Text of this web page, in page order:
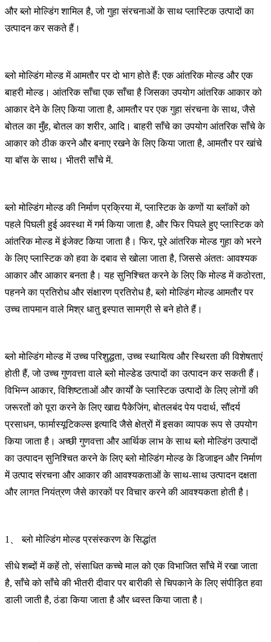
और ब्लो मोल्डिंग शामिल है, जो गुहा संरचनाओं के साथ प्लास्टिक उत्पादों का
उत्पादन कर सकते हैं।
ब्लो मोल्डिंग मोल्ड में आमतौर पर दो भाग होते हैं: एक आंतरिक मोल्ड और एक
बाहरी मोल्ड। आंतरिक साँचा एक साँचा है जिसका उपयोग आंतरिक आकार को
आकार देने के लिए किया जाता है, आमतौर पर एक गुहा संरचना के साथ, जैसे
बोतल का मुँह, बोतल का शरीर, आदि। बाहरी साँचे का उपयोग आंतरिक साँचे के
आकार को ठीक करने और बनाए रखने के लिए किया जाता है, आमतौर पर खांचे
या बॉस के साथ। भीतरी साँचे में.
ब्लो मोल्डिंग मोल्ड की निर्माण प्रक्रिया में, प्लास्टिक के कणों या ब्लॉकों को
पहले पिघली हुई अवस्था में गर्म किया जाता है, और फिर पिघले हुए प्लास्टिक को
आंतरिक मोल्ड में इंजेक्ट किया जाता है। फिर, पूरे आंतरिक मोल्ड गुहा को भरने
के लिए प्लास्टिक को हवा के दबाव से खोला जाता है, जिससे अंततः आवश्यक
आकार और आकार बनता है। यह सुनिश्चित करने के लिए कि मोल्ड में कठोरता,
पहनने का प्रतिरोध और संक्षारण प्रतिरोध है, ब्लो मोल्डिंग मोल्ड आमतौर पर
उच्च तापमान वाले मिश्र धातु इस्पात सामग्री से बने होते हैं।
ब्लो मोल्डिंग मोल्ड में उच्च परिशुद्धता, उच्च स्थायित्व और स्थिरता की विशेषताएं
होती हैं, जो उच्च गुणवत्ता वाले ब्लो मोल्डेड उत्पादों का उत्पादन कर सकती हैं।
विभिन्न आकार, विशिष्टताओं और कार्यों के प्लास्टिक उत्पादों के लिए लोगों की
जरूरतों को पूरा करने के लिए खाद्य पैकेजिंग, बोतलबंद पेय पदार्थ, सौंदर्य
प्रसाधन, फार्मास्यूटिकल्स इत्यादि जैसे क्षेत्रों में इसका व्यापक रूप से उपयोग
किया जाता है। अच्छी गुणवत्ता और आर्थिक लाभ के साथ ब्लो मोल्डिंग उत्पादों
का उत्पादन सुनिश्चित करने के लिए ब्लो मोल्डिंग मोल्ड के डिजाइन और निर्माण
में उत्पाद संरचना और आकार की आवश्यकताओं के साथ-साथ उत्पादन दक्षता
और लागत नियंत्रण जैसे कारकों पर विचार करने की आवश्यकता होती है।
1、 ब्लो मोल्डिंग मोल्ड प्रसंस्करण के सिद्धांत
सीधे शब्दों में कहें तो, संसाधित कच्चे माल को एक विभाजित साँचे में रखा जाता
है, साँचे को साँचे की भीतरी दीवार पर बारीकी से चिपकाने के लिए संपीड़ित हवा
डाली जाती है, ठंडा किया जाता है और ध्वस्त किया जाता है।